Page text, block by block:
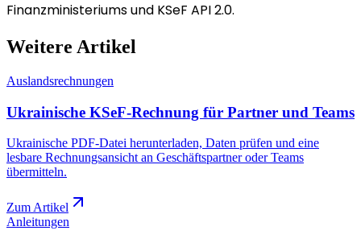
Finanzministeriums und KSeF API 2.0.
Weitere Artikel
Auslandsrechnungen
Ukrainische KSeF-Rechnung für Partner und Teams
Ukrainische PDF-Datei herunterladen, Daten prüfen und eine
lesbare Rechnungsansicht an Geschäftspartner oder Teams
übermitteln.
Zum Artikel
Anleitungen